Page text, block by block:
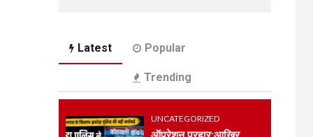
भारत विकास परिषद की
संयुक्त प्रवास बैठक में
कार्यों पर जोर
UNCATEGORIZED
कोटवाल आलमपुर में लाखों
Latest Popular
Trending
UNCATEGORIZED